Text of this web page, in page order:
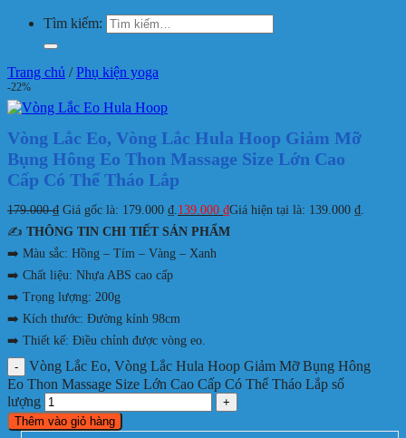
Tìm kiếm:
Trang chủ / Phụ kiện yoga
-22%
Vòng Lắc Eo, Vòng Lắc Hula Hoop Giảm Mỡ
Bụng Hông Eo Thon Massage Size Lớn Cao
Cấp Có Thể Tháo Lắp
179.000₫ Giá gốc là: 179.000 ₫. 139.000 ₫Giá hiện tại là: 139.000 ₫.
✍️ THÔNG TIN CHI TIẾT SẢN PHẨM
➡️ Màu sắc: Hồng – Tím – Vàng – Xanh
➡️ Chất liệu: Nhựa ABS cao cấp
➡️ Trọng lượng: 200g
➡️ Kích thước: Đường kính 98cm
➡️ Thiết kế: Điều chỉnh được vòng eo.
Vòng Lắc Eo, Vòng Lắc Hula Hoop Giảm Mỡ Bụng Hông
Eo Thon Massage Size Lớn Cao Cấp Có Thể Tháo Lắp số
lượng
Thêm vào giỏ hàng